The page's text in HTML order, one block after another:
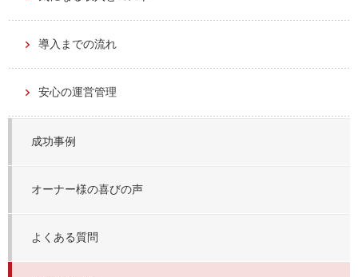
導入までの流れ
安心の運営管理
成功事例
オーナー様の喜びの声
よくある質問